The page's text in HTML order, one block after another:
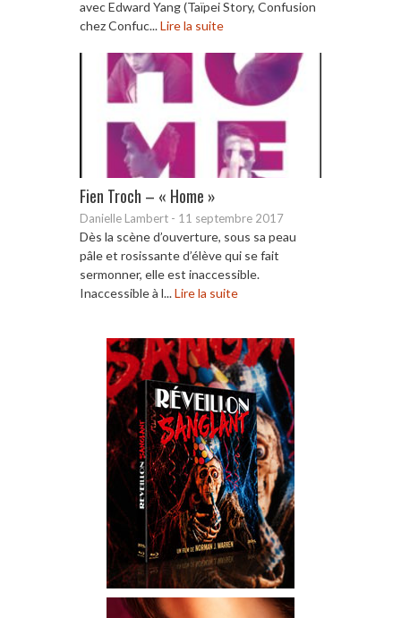
avec Edward Yang (Taïpei Story, Confusion
chez Confuc...Lire la suite
Fien Troch – « Home »
Danielle Lambert - 11 septembre 2017
Dès la scène d’ouverture, sous sa peau
pâle et rosissante d’élève qui se fait
sermonner, elle est inaccessible.
Inaccessible à l...Lire la suite